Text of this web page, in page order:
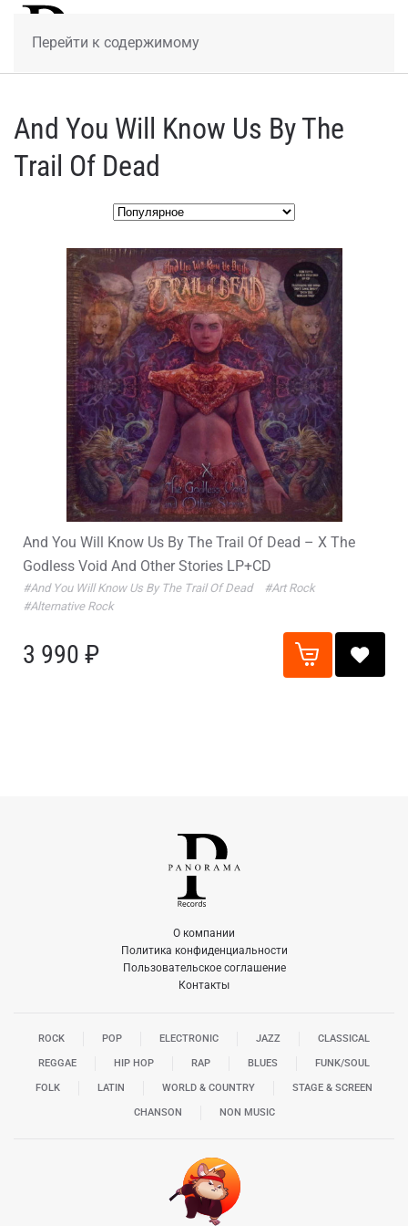
Перейти к содержимому
And You Will Know Us By The
Trail Of Dead
And You Will Know Us By The Trail Of Dead – X The
Godless Void And Other Stories LP+CD
#And You Will Know Us By The Trail Of Dead
#Art Rock
#Alternative Rock
3 990 ₽
О компании
Политика конфиденциальности
Пользовательское соглашение
Контакты
ROCK POP ELECTRONIC JAZZ CLASSICAL
REGGAE HIP HOP RAP BLUES FUNK/SOUL
FOLK LATIN WORLD & COUNTRY STAGE & SCREEN
CHANSON NON MUSIC